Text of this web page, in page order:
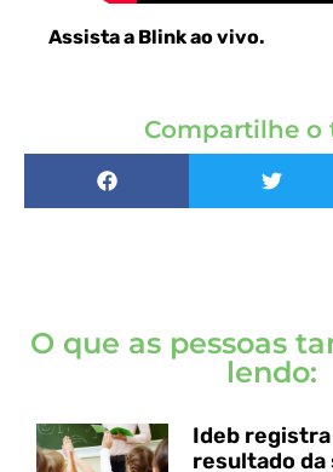
Assista a Blink ao vivo.
Compartilhe o
O que as pessoas
lendo:
Ideb
resultado